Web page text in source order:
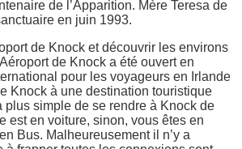
de l’Apparition. Mère Teresa de
en juin 1993.
de Knock et découvrir les environs
de Knock a été ouvert en
pour les voyageurs en Irlande
Knock à une destination touristique
plus simple de se rendre à Knock de
est en voiture, sinon, vous êtes en
Bus. Malheureusement il n’y a